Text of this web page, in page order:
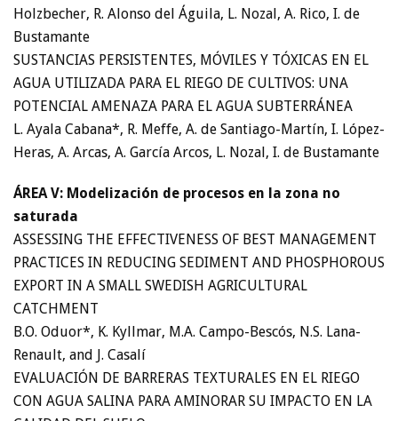
Holzbecher, R. Alonso del Águila, L. Nozal, A. Rico, I. de
Bustamante
SUSTANCIAS PERSISTENTES, MÓVILES Y TÓXICAS EN EL
AGUA UTILIZADA PARA EL RIEGO DE CULTIVOS: UNA
POTENCIAL AMENAZA PARA EL AGUA SUBTERRÁNEA
L. Ayala Cabana*, R. Meffe, A. de Santiago-Martín, I. López-
Heras, A. Arcas, A. García Arcos, L. Nozal, I. de Bustamante
ÁREA V: Modelización de procesos en la zona no
saturada
ASSESSING THE EFFECTIVENESS OF BEST MANAGEMENT
PRACTICES IN REDUCING SEDIMENT AND PHOSPHOROUS
EXPORT IN A SMALL SWEDISH AGRICULTURAL
CATCHMENT
B.O. Oduor*, K. Kyllmar, M.A. Campo-Bescós, N.S. Lana-
Renault, and J. Casalí
EVALUACIÓN DE BARRERAS TEXTURALES EN EL RIEGO
CON AGUA SALINA PARA AMINORAR SU IMPACTO EN LA